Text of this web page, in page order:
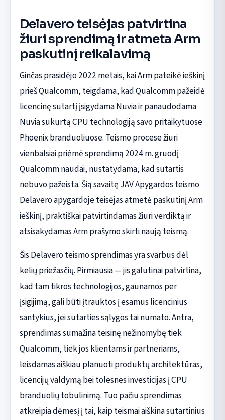
Delavero teisėjas patvirtina
žiuri sprendimą ir atmeta Arm
paskutinį reikalavimą
Ginčas prasidėjo 2022 metais, kai Arm pateikė ieškinį
prieš Qualcomm, teigdama, kad Qualcomm pažeidė
licencinę sutartį įsigydama Nuvia ir panaudodama
Nuvia sukurtą CPU technologiją savo pritaikytuose
Phoenix branduoliuose. Teismo procese žiuri
vienbalsiai priėmė sprendimą 2024 m. gruodį
Qualcomm naudai, nustatydama, kad sutartis
nebuvo pažeista. Šią savaitę JAV Apygardos teismo
Delavero apygardoje teisėjas atmetė paskutinį Arm
ieškinį, praktiškai patvirtindamas žiuri verdiktą ir
atsisakydamas Arm prašymo skirti naują teismą.
Šis Delavero teismo sprendimas yra svarbus dėl
kelių priežasčių. Pirmiausia — jis galutinai patvirtina,
kad tam tikros technologijos, gaunamos per
įsigijimą, gali būti įtrauktos į esamus licencinius
santykius, jei sutarties sąlygos tai numato. Antra,
sprendimas sumažina teisinę nežinomybę tiek
Qualcomm, tiek jos klientams ir partneriams,
leisdamas aiškiau planuoti produktų architektūras,
licencijų valdymą bei tolesnes investicijas į CPU
branduolių tobulinimą. Tuo pačiu sprendimas
atkreipia dėmesį į tai, kaip teismai aiškina sutartinius